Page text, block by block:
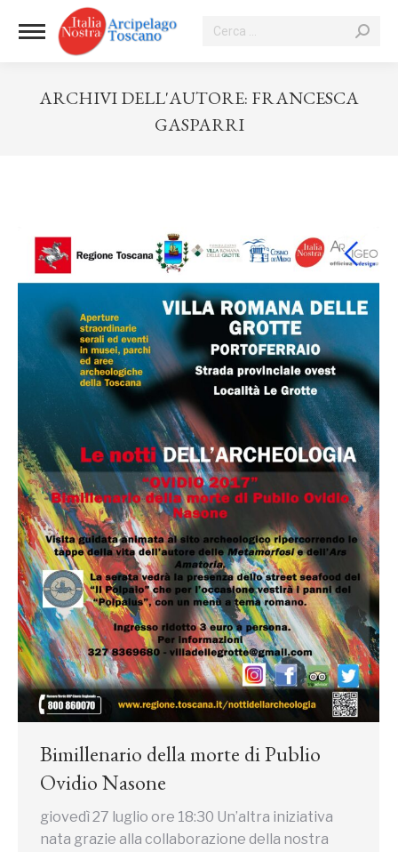
Cerca:
ARCHIVI DELL'AUTORE: FRANCESCA
GASPARRI
Bimillenario della morte di Publio
Ovidio Nasone
giovedì 27 luglio ore 18:30 Un’altra iniziativa
nata grazie alla collaborazione della nostra